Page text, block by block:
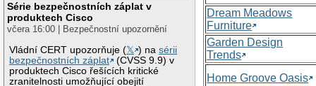
Série bezpečnostních záplat v
produktech Cisco
včera 16:00 | Bezpečnostní upozornění
Vládní CERT upozorňuje (𝕏 ) nasérii
bezpečnostních záplat
(CVSS 9.9) v
produktech Cisco řešících kritické
zranitelnosti umožňující obejití
Dream Meadows
Furniture
Garden Design
Trends
Home Groove Oasis